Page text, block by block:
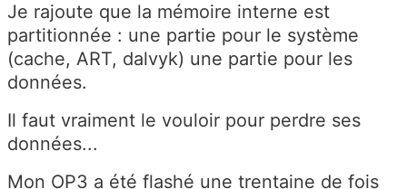
Je rajoute que la mémoire interne est
partitionnée : une partie pour le système
(cache, ART, dalvyk) une partie pour les
données.
Il faut vraiment le vouloir pour perdre ses
données...
Mon OP3 a été flashé une trentaine de fois